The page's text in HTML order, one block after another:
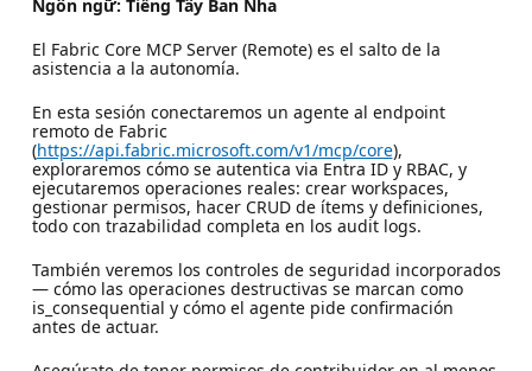
Ngôn ngữ: Tiếng Tây Ban Nha
El Fabric Core MCP Server (Remote) es el salto de la
asistencia a la autonomía.
En esta sesión conectaremos un agente al endpoint
remoto de Fabric
(https://api.fabric.microsoft.com/v1/mcp/core),
exploraremos cómo se autentica via Entra ID y RBAC, y
ejecutaremos operaciones reales: crear workspaces,
gestionar permisos, hacer CRUD de ítems y definiciones,
todo con trazabilidad completa en los audit logs.
También veremos los controles de seguridad incorporados
— cómo las operaciones destructivas se marcan como
is_consequential y cómo el agente pide confirmación
antes de actuar.